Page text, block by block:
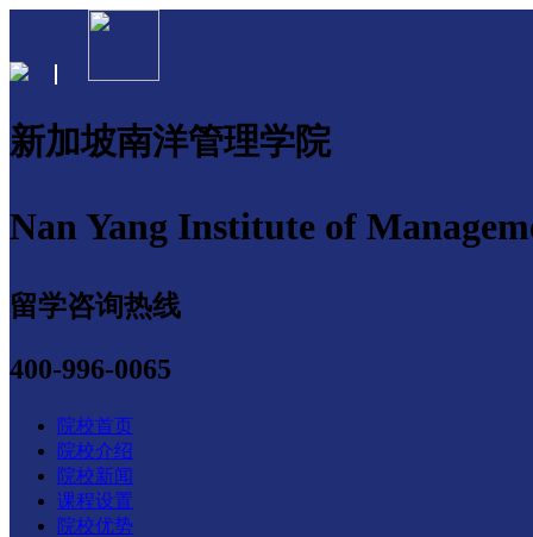
新加坡南洋管理学院
Nan Yang Institute of
留学咨询热线
400-996-0065
院校首页
院校介绍
院校新闻
课程设置
院校优势